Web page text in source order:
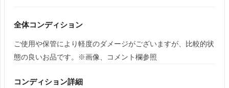
全体コンディション
ご使用や保管により軽度のダメージがございますが、比較的状
態の良いお品です。※画像、コメント欄参照
コンディション詳細